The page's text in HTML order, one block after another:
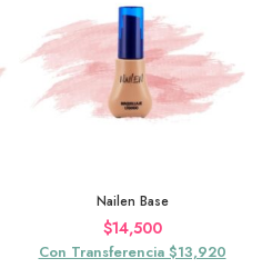
Nailen Base
$14,500
Con Transferencia $13,920